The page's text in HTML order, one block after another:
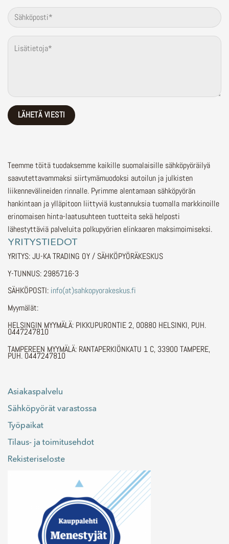
Teemme töitä tuodaksemme kaikille suomalaisille sähköpyöräilyä
saavutettavammaksi siirtymämuodoksi autoilun ja julkisten
liikennevälineiden rinnalle. Pyrimme alentamaan sähköpyörän
hankintaan ja ylläpitoon liittyviä kustannuksia tuomalla markkinoille
erinomaisen hinta-laatusuhteen tuotteita sekä helposti
lähestyttäviä palveluita polkupyörien elinkaaren maksimoimiseksi.
YRITYSTIEDOT
YRITYS: JU-KA TRADING OY / SÄHKÖPYÖRÄKESKUS
Y-TUNNUS: 2985716-3
SÄHKÖPOSTI: info(at)sahkopyorakeskus.fi
Myymälät:
HELSINGIN MYYMÄLÄ: PIKKUPURONTIE 2, 00880 HELSINKI, PUH.
0447247810
TAMPEREEN MYYMÄLÄ: RANTAPERKIÖNKATU 1 C, 33900 TAMPERE,
PUH. 0447247810
Asiakaspalvelu
Sähköpyörät varastossa
Työpaikat
Tilaus- ja toimitusehdot
Rekisteriseloste